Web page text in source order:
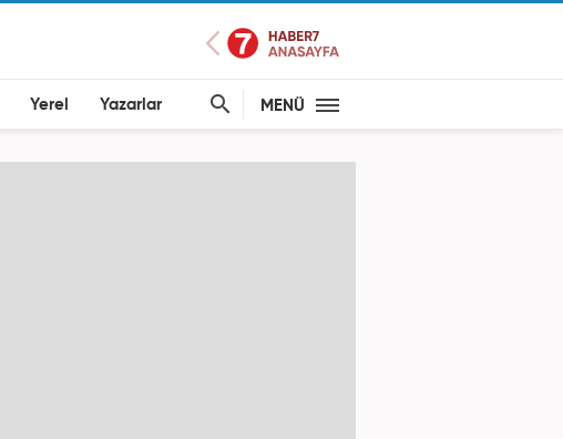
Yerel Yazarlar MENÜ